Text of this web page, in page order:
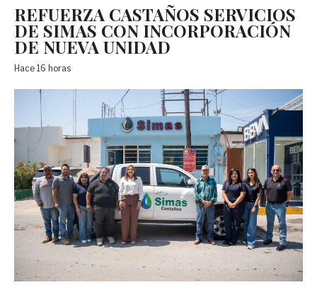
REFUERZA CASTAÑOS SERVICIOS
DE SIMAS CON INCORPORACIÓN
DE NUEVA UNIDAD
Hace 16 horas